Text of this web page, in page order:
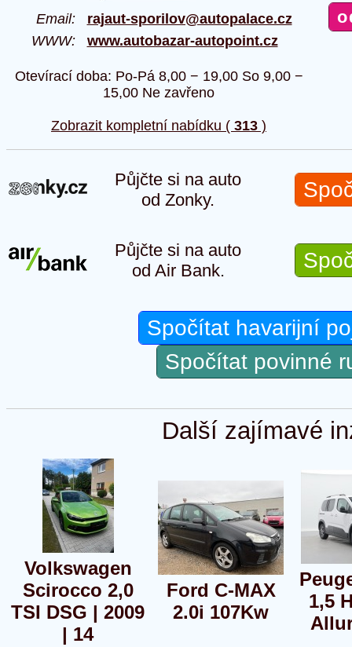
Email: rajaut-sporilov@autopalace.cz
WWW: www.autobazar-autopoint.cz
Otevírací doba: Po-Pá 8,00 − 19,00 So 9,00 −
15,00 Ne zavřeno
Zobrazit kompletní nabídku ( 313 )
Půjčte si na auto
od Zonky.
Půjčte si na auto
od Air Bank.
Spočítat havarijní
Spočítat povinné
Další zajímavé
Volkswagen
Scirocco 2,0
TSI DSG | 2009
| 14
Ford C-MAX
2.0i 107Kw
1,5